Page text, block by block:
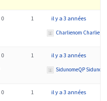
0 1 il y a 3 années
Charlienom
0 1 il y a 3 années
SidunomeQP
0 1 il y a 3 années